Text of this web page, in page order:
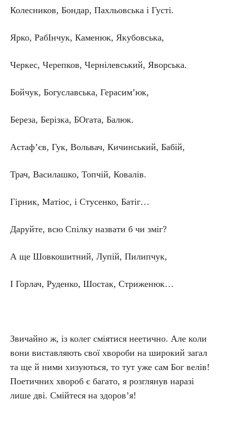
Колесников, Бондар, Пахльовська і Густі.
Ярко, РабІнчук, Каменюк, Якубовська,
Черкес, Черепков, Чернілевський, Яворська.
Бойчук, Богуславська, Герасим’юк,
Береза, Берізка, БОгата, Балюк.
Астаф’єв, Гук, Вольвач, Кичинський, Бабій,
Трач, Василашко, Топчій, Ковалів.
Гірник, Матіос, і Стусенко, Батіг…
Даруйте, всю Спілку назвати б чи зміг?
А ще Шовкошитний, Лупій, Пилипчук,
І Горлач, Руденко, Шостак, Стриженюк…
Звичайно ж, із колег сміятися неетично. Але коли
вони виставляють свої хвороби на широкий загал
та ще й ними хизуються, то тут уже сам Бог велів!
Поетичних хвороб є багато, я розглянув наразі
лише дві. Смійтеся на здоров’я!